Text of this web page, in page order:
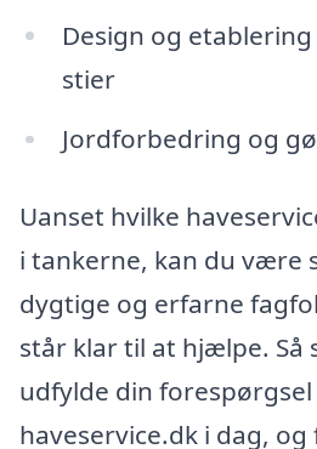
Design og
stier
Jordforbedring og
Uanset hvilke
i tankerne, kan du være
dygtige og erfarne
står klar til at hjælpe. Så
udfylde din
haveservice.dk i dag,